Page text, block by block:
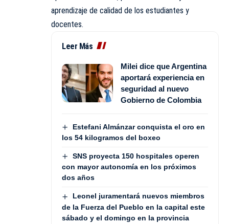
aprendizaje de calidad de los estudiantes y
docentes.
Leer Más
Milei dice que Argentina
aportará experiencia en
seguridad al nuevo
Gobierno de Colombia
Estefani Almánzar conquista el oro en
los 54 kilogramos del boxeo
SNS proyecta 150 hospitales operen
con mayor autonomía en los próximos
dos años
Leonel juramentará nuevos miembros
de la Fuerza del Pueblo en la capital este
sábado y el domingo en la provincia